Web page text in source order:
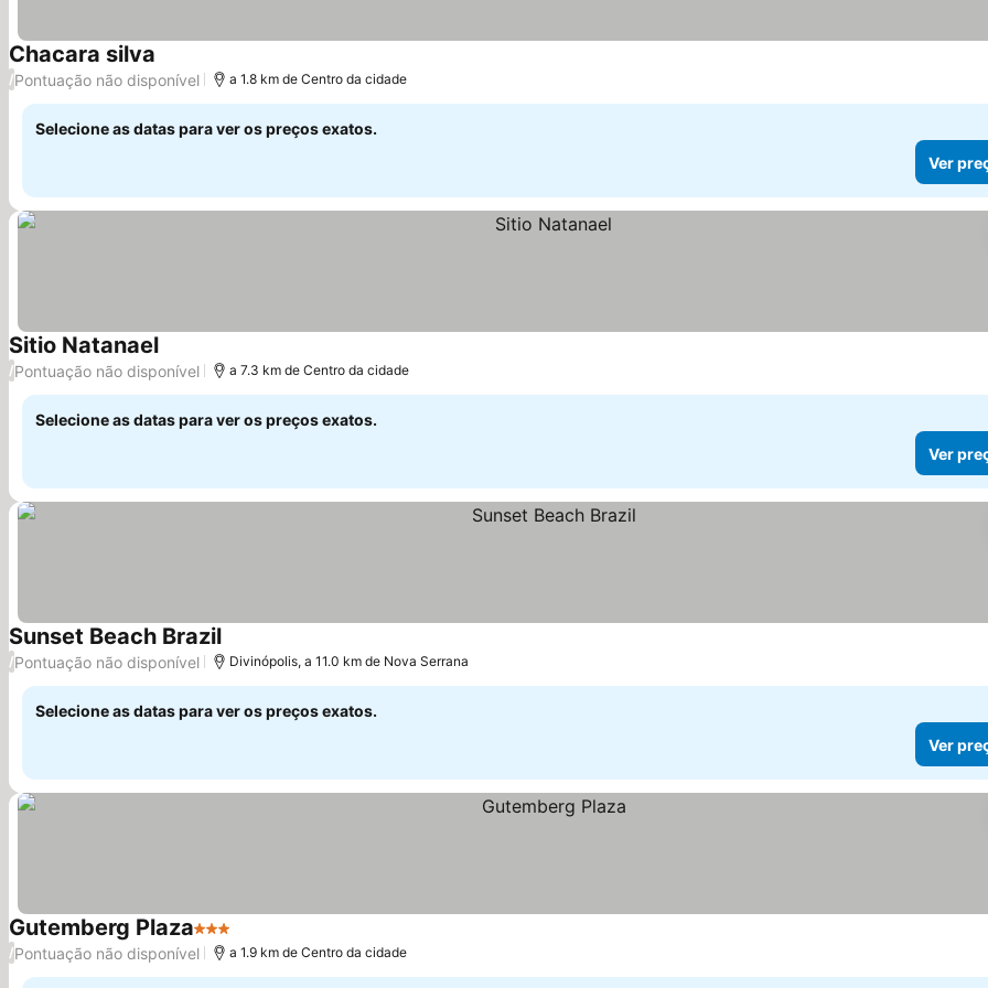
Chacara silva
/Pontuação não disponível a 1.8 km de Centro da cidade
Selecione as datas para ver os preços exatos.
Ver
Sitio Natanael
/Pontuação não disponível a 7.3 km de Centro da cidade
Selecione as datas para ver os preços exatos.
Ver
Sunset Beach Brazil
/Pontuação não disponível Divinópolis, a 11.0 km de Nova Serrana
Selecione as datas para ver os preços exatos.
Ver
Gutemberg Plaza3 Estrelas
/Pontuação não disponível a 1.9 km de Centro da cidade